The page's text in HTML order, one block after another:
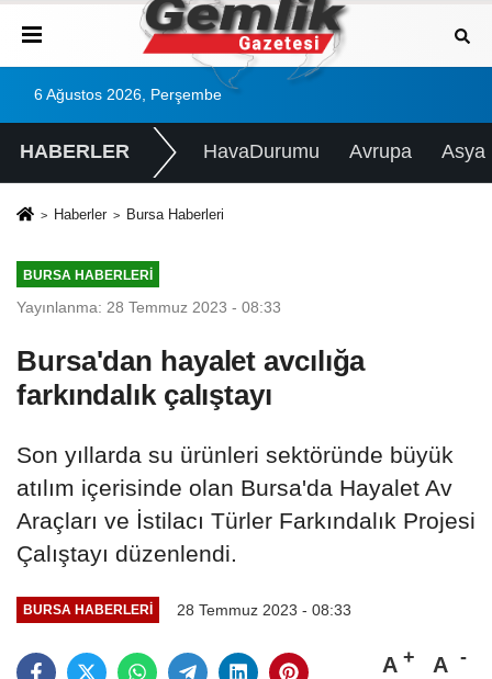
6 Ağustos 2026, Perşembe
HABERLER HavaDurumu Avrupa Asya
Haberler Bursa Haberleri
BURSA HABERLERI
Yayınlanma: 28 Temmuz 2023 - 08:33
Bursa'dan hayalet avcılığa
farkındalık çalıştayı
Son yıllarda su ürünleri sektöründe büyük
atılım içerisinde olan Bursa'da Hayalet Av
Araçları ve İstilacı Türler Farkındalık Projesi
Çalıştayı düzenlendi.
BURSA HABERLERI 28 Temmuz 2023 - 08:33
A A